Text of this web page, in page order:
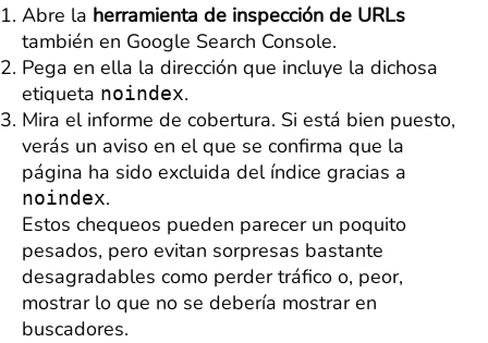
Abre la herramienta de inspección de URLs
también en Google Search Console.
Pega en ella la dirección que incluye la dichosa
etiqueta noindex.
Mira el informe de cobertura. Si está bien puesto,
verás un aviso en el que se confirma que la
página ha sido excluida del índice gracias a
noindex.
Estos chequeos pueden parecer un poquito
pesados, pero evitan sorpresas bastante
desagradables como perder tráfico o, peor,
mostrar lo que no se debería mostrar en
buscadores.